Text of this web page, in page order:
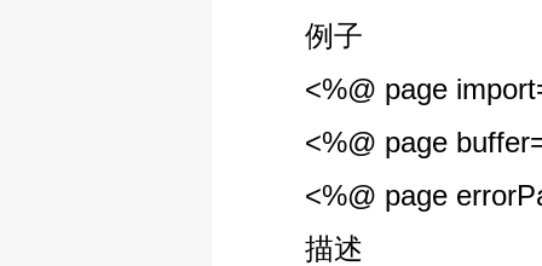
例子
<%@ page
<%@ page
<%@ page
描述